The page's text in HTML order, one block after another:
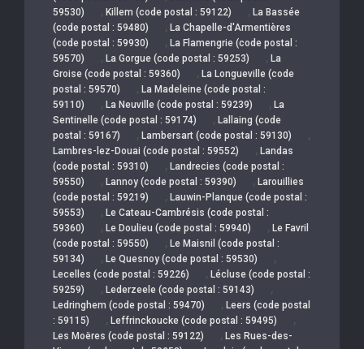
59530)
, Killem (code postal : 59122) , La Bassée
(code postal : 59480)
, La Chapelle-d'Armentières
(code postal : 59930)
, La Flamengrie (code postal :
59570)
, La Gorgue (code postal : 59253) , La
Groise (code postal : 59360)
, La Longueville (code
postal : 59570)
, La Madeleine (code postal :
59110)
, La Neuville (code postal : 59239) , La
Sentinelle (code postal : 59174)
, Lallaing (code
postal : 59167)
, Lambersart (code postal : 59130) ,
Lambres-lez-Douai (code postal : 59552) , Landas
(code postal : 59310)
, Landrecies (code postal :
59550)
, Lannoy (code postal : 59390) , Larouillies
(code postal : 59219)
, Lauwin-Planque (code postal :
59553)
, Le Cateau-Cambrésis (code postal :
59360)
, Le Doulieu (code postal : 59940) , Le Favril
(code postal : 59550)
, Le Maisnil (code postal :
59134)
, Le Quesnoy (code postal : 59530) ,
Lecelles (code postal : 59226) , Lécluse (code postal :
59259)
, Lederzeele (code postal : 59143) ,
Ledringhem (code postal : 59470) , Leers (code postal
: 59115)
, Leffrinckoucke (code postal : 59495) ,
Les Moëres (code postal : 59122) , Les Rues-des-